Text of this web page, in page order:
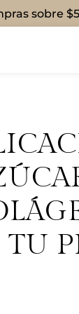
sobre
TU